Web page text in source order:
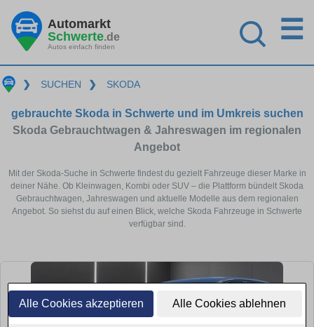
Alle Cookies akzeptieren Alle Cookies ablehnen
Automarkt
Schwerte.de
Autos einfach finden
☰
❯ SUCHEN ❯ SKODA
gebrauchte Skoda in Schwerte und im Umkreis suchen
Skoda Gebrauchtwagen & Jahreswagen im regionalen
Angebot
Mit der Skoda-Suche in Schwerte findest du gezielt Fahrzeuge dieser Marke in
deiner Nähe. Ob Kleinwagen, Kombi oder SUV – die Plattform bündelt Skoda
Gebrauchtwagen, Jahreswagen und aktuelle Modelle aus dem regionalen
Angebot. So siehst du auf einen Blick, welche Skoda Fahrzeuge in Schwerte
verfügbar sind.